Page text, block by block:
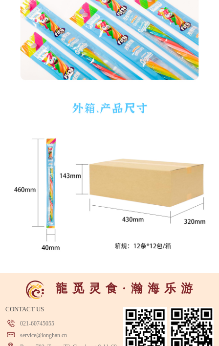
龍 觅 灵 食 · 瀚 海 乐 游
CONTACT US
021-60745055
service@longhan.cn